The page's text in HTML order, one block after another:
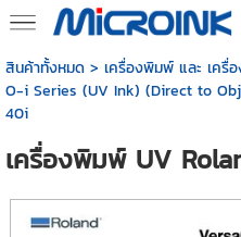
สินค้าทั้งหมด> เครื่องพิมพ์ และ เครื่
O-i Series (UV Ink) (Direct to
40i
เครื่องพิมพ์ UV